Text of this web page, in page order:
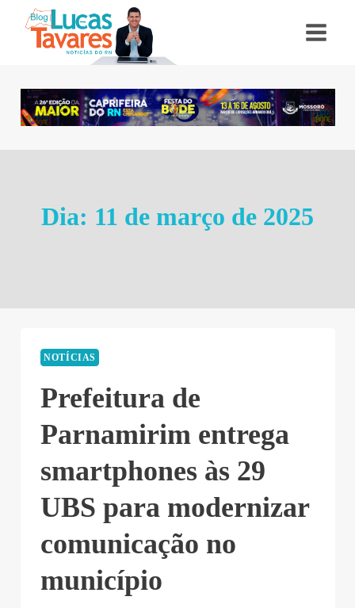
Dia: 11 de março de 2025
NOTÍCIAS
Prefeitura de
Parnamirim entrega
smartphones às 29
UBS para modernizar
comunicação no
município